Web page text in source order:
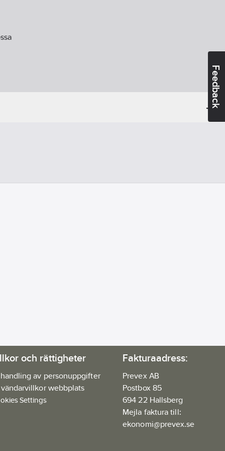
Feedback
och rättigheter
av personuppgifter
webbplats
Settings
Fakturaadress:
Prevex AB
Postbox 85
694 22 Hallsberg
Mejla faktura till:
ekonomi@prevex.se